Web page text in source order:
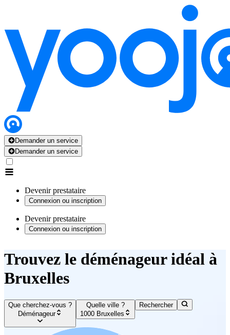
Demander un service
Demander un service
Devenir prestataire
Connexion ou inscription
Devenir prestataire
Connexion ou inscription
Trouvez le déménageur idéal à
Bruxelles
Que cherchez-vous ?
Déménageur
Quelle ville ?
1000 Bruxelles
Rechercher